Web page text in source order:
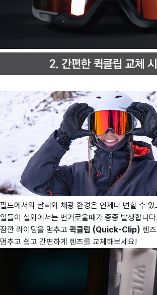
필드에서의 날씨와 채광 환경은 언제나 변할 수
일들이 실외에서는 번거로울때가 종종 발생합니다.
잠깐 라이딩을 멈추고 퀵클립 (Quick-Clip) 렌
멈추고 쉽고 간편하게 렌즈를 교체해보세요!